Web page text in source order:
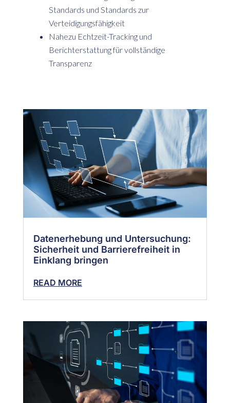
Standards und Standards zur
Verteidigungsfähigkeit
Nahezu Echtzeit-Tracking und
Berichterstattung für vollständige
Transparenz
Datenerhebung und Untersuchung:
Sicherheit und Barrierefreiheit in
Einklang bringen
READ MORE